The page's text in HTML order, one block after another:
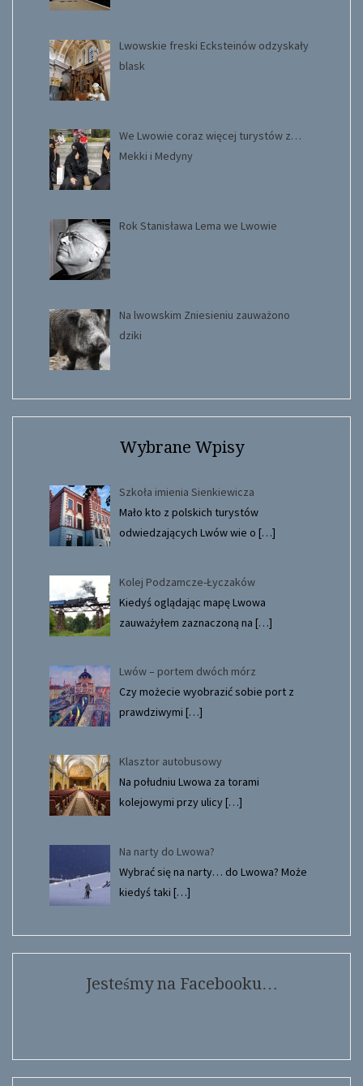
Lwowskie freski Ecksteinów odzyskały
blask
We Lwowie coraz więcej turystów z…
Mekki i Medyny
Rok Stanisława Lema we Lwowie
Na lwowskim Zniesieniu zauważono
dziki
Wybrane Wpisy
Szkoła imienia Sienkiewicza
Mało kto z polskich turystów
odwiedzających Lwów wie o […]
Kolej Podzamcze-Łyczaków
Kiedyś oglądając mapę Lwowa
zauważyłem zaznaczoną na […]
Lwów – portem dwóch mórz
Czy możecie wyobrazić sobie port z
prawdziwymi […]
Klasztor autobusowy
Na południu Lwowa za torami
kolejowymi przy ulicy[…]
Na narty do Lwowa?
Wybrać się na narty… do Lwowa? Może
kiedyś taki […]
Jesteśmy na Facebooku…